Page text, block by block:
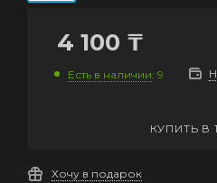
4 100 ₸
Есть в наличии: 9
КУПИТЬ В
Хочу в подарок